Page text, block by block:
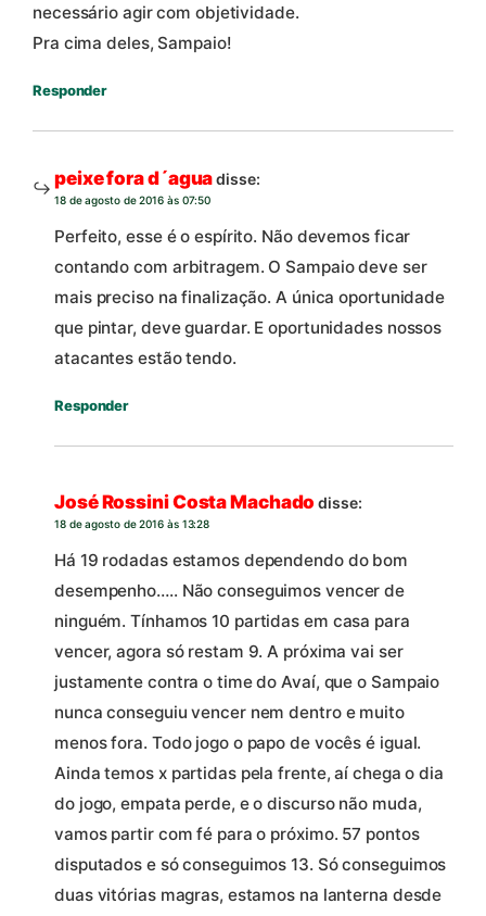
necessário agir com objetividade.
Pra cima deles, Sampaio!
Responder
peixe fora d´aguadisse:
18 de agosto de 2016 às 07:50
Perfeito, esse é o espírito. Não devemos ficar
contando com arbitragem. O Sampaio deve ser
mais preciso na finalização. A única oportunidade
que pintar, deve guardar. E oportunidades nossos
atacantes estão tendo.
Responder
José Rossini Costa Machado disse:
18 de agosto de 2016 às 13:28
Há 19 rodadas estamos dependendo do bom
desempenho….. Não conseguimos vencer de
ninguém. Tínhamos 10 partidas em casa para
vencer, agora só restam 9. A próxima vai ser
justamente contra o time do Avaí, que o Sampaio
nunca conseguiu vencer nem dentro e muito
menos fora. Todo jogo o papo de vocês é igual.
Ainda temos x partidas pela frente, aí chega o dia
do jogo, empata perde, e o discurso não muda,
vamos partir com fé para o próximo. 57 pontos
disputados e só conseguimos 13. Só conseguimos
duas vitórias magras, estamos na lanterna desde